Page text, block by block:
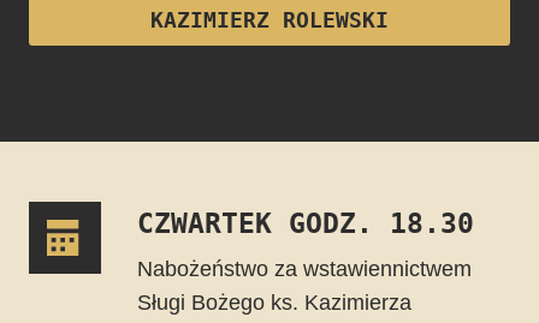
KAZIMIERZ ROLEWSKI
CZWARTEK GODZ. 18.30
Nabożeństwo za wstawiennictwem
Sługi Bożego ks. Kazimierza